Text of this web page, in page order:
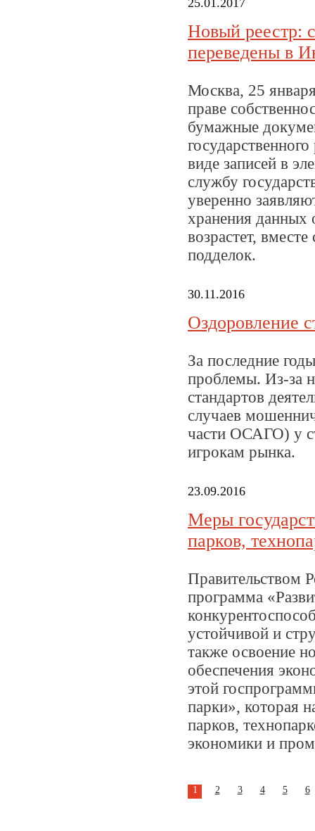
25.01.2017
Новый реестр:
переведены в
Москва, 25
праве
бумажные
виде записей в
службу
уверенно
хранения данных
возрастет,
подделок.
30.11.2016
Оздоровление
За последние
проблемы. Из-за
стандартов
случаев
части ОСАГО) у
игрокам рынка.
23.09.2016
Меры
парков,
Правительством
программа
устойчивой и
также освоение
обеспечения
этой
парки», которая
парков,
экономики и
1 2 3 4 5 6